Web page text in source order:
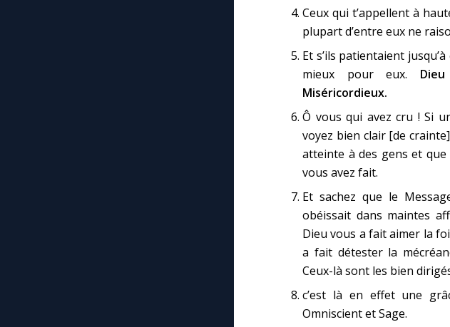
Ceux qui t’appellent à
plupart d’entre eux ne
Et s’ils patientaient
mieux pour eux.
Miséricordieux.
Ô vous qui avez cru ! Si
voyez bien clair [de
atteinte à des gens et
vous avez fait.
Et sachez que le
obéissait dans maintes
Dieu vous a fait aimer la
a fait détester la
Ceux-là sont les bien
c’est là en effet une
Omniscient et Sage.